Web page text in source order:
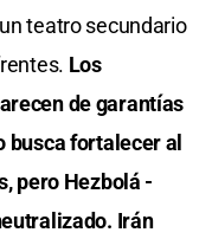
teatro secundario
Los
de garantías
busca fortalecer al
pero Hezbolá -
Irán